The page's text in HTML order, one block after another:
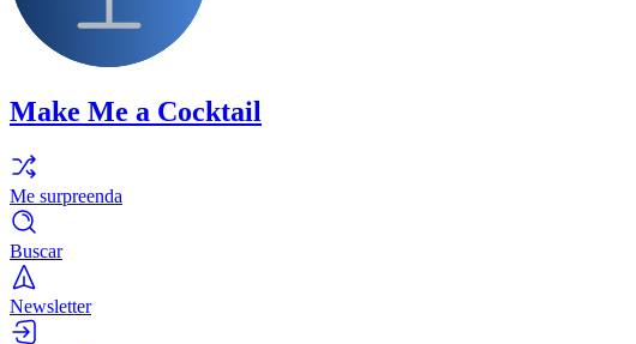
Make Me a Cocktail
Me surpreenda
Buscar
Newsletter